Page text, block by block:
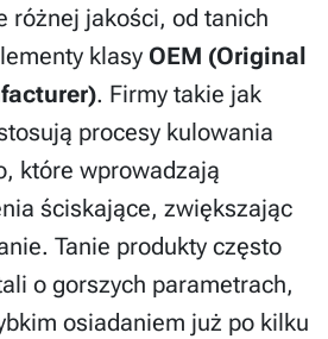
różnej jakości, od tanich
klasy OEM (Original
. Firmy takie jak
procesy kulowania
które wprowadzają
ściskające, zwiększając
Tanie produkty często
o gorszych parametrach,
osiadaniem już po kilku